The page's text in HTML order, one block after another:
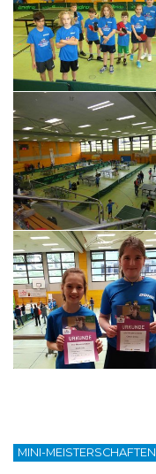
MINI-MEISTERSCHAFTEN